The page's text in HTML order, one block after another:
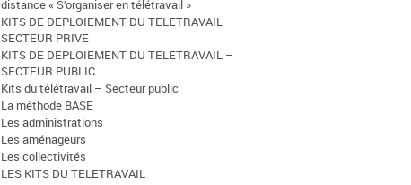
distance « S’organiser en télétravail »
KITS DE DEPLOIEMENT DU TELETRAVAIL –
SECTEUR PRIVE
KITS DE DEPLOIEMENT DU TELETRAVAIL –
SECTEUR PUBLIC
Kits du télétravail – Secteur public
La méthode BASE
Les administrations
Les aménageurs
Les collectivités
LES KITS DU TELETRAVAIL